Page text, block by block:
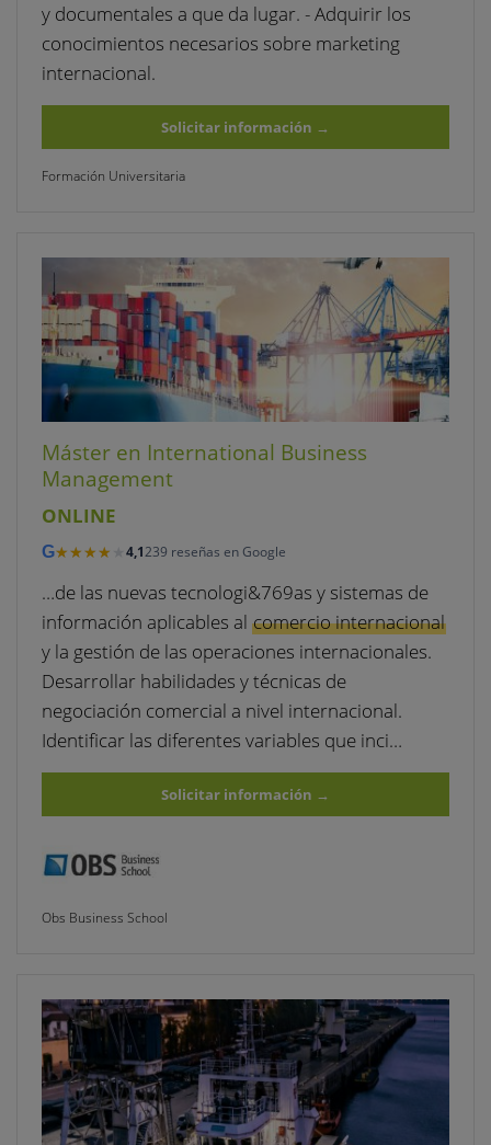
y documentales a que da lugar. - Adquirir los
conocimientos necesarios sobre marketing
internacional.
Solicitar información →
Formación Universitaria
Máster en International Business
Management
ONLINE
G★★★★★
★★★★★ 4,1239 reseñas en Google
…de las nuevas tecnologi&769as y sistemas de
información aplicables al comercio internacional
y la gestión de las operaciones internacionales.
Desarrollar habilidades y técnicas de
negociación comercial a nivel internacional.
Identificar las diferentes variables que inci…
Solicitar información →
Obs Business School